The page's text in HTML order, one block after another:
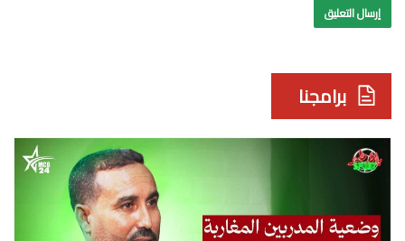
برامجنا